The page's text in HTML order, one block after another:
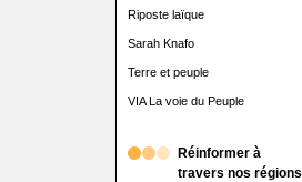
Riposte laïque
Sarah Knafo
Terre et peuple
VIA La voie du Peuple
Réinformer à
travers nos régions